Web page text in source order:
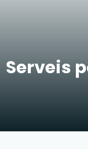
Serveis